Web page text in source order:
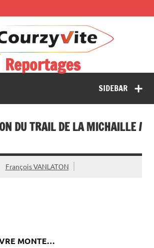
Reportages
SIDEBAR
DU TRAIL DE LA MICHAILLE /
François VANLATON
MONTE…